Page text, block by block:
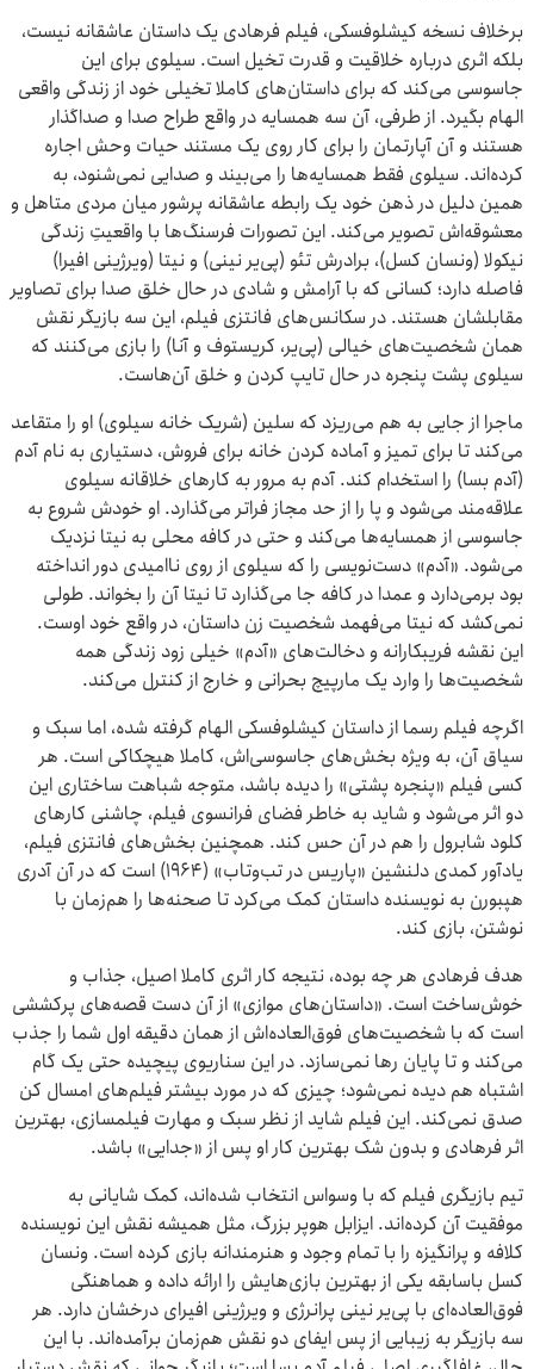
برخلاف نسخه کیشلوفسکی، فیلم فرهادی یک داستان عاشقانه نیست،
بلکه اثری درباره خلاقیت و قدرت تخیل است. سیلوی برای این
جاسوسی می‌کند که برای داستان‌های کاملا تخیلی خود از زندگی واقعی
الهام بگیرد. از طرفی، آن سه همسایه در واقع طراح صدا و صداگذار
هستند و آن آپارتمان را برای کار روی یک مستند حیات وحش اجاره
کرده‌اند. سیلوی فقط همسایه‌ها را می‌بیند و صدایی نمی‌شنود، به
همین دلیل در ذهن خود یک رابطه عاشقانه پرشور میان مردی متاهل و
معشوقه‌اش تصویر می‌کند. این تصورات فرسنگ‌ها با واقعیتِ زندگی
نیکولا (ونسان کسل)، برادرش تئو (پی‌یر نینی) و نیتا (ویرژینی افیرا)
فاصله دارد؛ کسانی که با آرامش و شادی در حال خلق صدا برای تصاویر
مقابلشان هستند. در سکانس‌های فانتزی فیلم، این سه بازیگر نقش
همان شخصیت‌های خیالی (پی‌یر، کریستوف و آنا) را بازی می‌کنند که
سیلوی پشت پنجره در حال تایپ کردن و خلق آن‌هاست.
ماجرا از جایی به هم می‌ریزد که سلین (شریک خانه سیلوی) او را متقاعد
می‌کند تا برای تمیز و آماده کردن خانه برای فروش، دستیاری به نام آدم
(آدم بسا) را استخدام کند. آدم به مرور به کارهای خلاقانه سیلوی
علاقه‌مند می‌شود و پا را از حد مجاز فراتر می‌گذارد. او خودش شروع به
جاسوسی از همسایه‌ها می‌کند و حتی در کافه محلی به نیتا نزدیک
می‌شود. «آدم» دست‌نویسی را که سیلوی از روی ناامیدی دور انداخته
بود برمی‌دارد و عمدا در کافه جا می‌گذارد تا نیتا آن را بخواند. طولی
نمی‌کشد که نیتا می‌فهمد شخصیت زن داستان، در واقع خود اوست.
این نقشه فریبکارانه و دخالت‌های «آدم» خیلی زود زندگی همه
شخصیت‌ها را وارد یک مارپیچ بحرانی و خارج از کنترل می‌کند.
اگرچه فیلم رسما از داستان کیشلوفسکی الهام گرفته شده، اما سبک و
سیاق آن، به ویژه بخش‌های جاسوسی‌اش، کاملا هیچکاکی است. هر
کسی فیلم «پنجره پشتی» را دیده باشد، متوجه شباهت ساختاری این
دو اثر می‌شود و شاید به خاطر فضای فرانسوی فیلم، چاشنی کارهای
کلود شابرول را هم در آن حس کند. همچنین بخش‌های فانتزی فیلم،
یادآور کمدی دلنشین «پاریس در تب‌وتاب» (۱۹۶۴) است که در آن آدری
هپبورن به نویسنده داستان کمک می‌کرد تا صحنه‌ها را هم‌زمان با
نوشتن، بازی کند.
هدف فرهادی هر چه بوده، نتیجه کار اثری کاملا اصیل، جذاب و
خوش‌ساخت است. «داستان‌های موازی» از آن دست قصه‌های پرکششی
است که با شخصیت‌های فوق‌العاده‌اش از همان دقیقه اول شما را جذب
می‌کند و تا پایان رها نمی‌سازد. در این سناریوی پیچیده حتی یک گام
اشتباه هم دیده نمی‌شود؛ چیزی که در مورد بیشتر فیلم‌های امسال کن
صدق نمی‌کند. این فیلم شاید از نظر سبک و مهارت فیلمسازی، بهترین
اثر فرهادی و بدون شک بهترین کار او پس از «جدایی» باشد.
تیم بازیگری فیلم که با وسواس انتخاب شده‌اند، کمک شایانی به
موفقیت آن کرده‌اند. ایزابل هوپر بزرگ، مثل همیشه نقش این نویسنده
کلافه و پرانگیزه را با تمام وجود و هنرمندانه بازی کرده است. ونسان
کسل باسابقه یکی از بهترین بازی‌هایش را ارائه داده و هماهنگی
فوق‌العاده‌ای با پی‌یر نینی پرانرژی و ویرژینی افیرای درخشان دارد. هر
سه بازیگر به زیبایی از پس ایفای دو نقش هم‌زمان برآمده‌اند. با این